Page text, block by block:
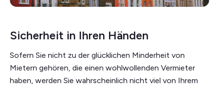
Sicherheit in Ihren Händen
Sofern Sie nicht zu der glücklichen Minderheit von
Mietern gehören, die einen wohlwollenden Vermieter
haben, werden Sie wahrscheinlich nicht viel von Ihrem